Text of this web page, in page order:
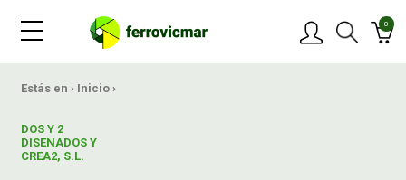
0
Estás en › Inicio ›
DOS Y 2
DISENADOS Y
CREA2, S.L.